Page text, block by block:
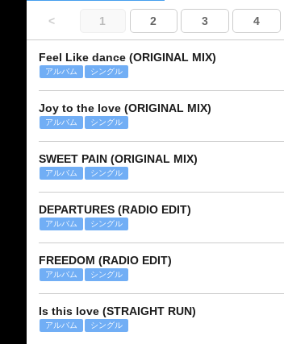
< 1 2 3 4
Feel Like dance (ORIGINAL MIX)
アルバム シングル
Joy to the love (ORIGINAL MIX)
アルバム シングル
SWEET PAIN (ORIGINAL MIX)
アルバム シングル
DEPARTURES (RADIO EDIT)
アルバム シングル
FREEDOM (RADIO EDIT)
アルバム シングル
Is this love (STRAIGHT RUN)
アルバム シングル